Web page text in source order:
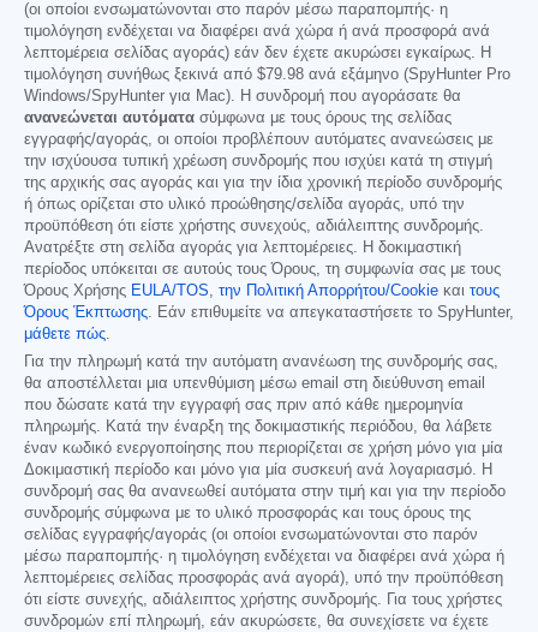
(οι οποίοι ενσωματώνονται στο παρόν μέσω παραπομπής· η
τιμολόγηση ενδέχεται να διαφέρει ανά χώρα ή ανά προσφορά ανά
λεπτομέρεια σελίδας αγοράς) εάν δεν έχετε ακυρώσει εγκαίρως. Η
τιμολόγηση συνήθως ξεκινά από $79.98 ανά εξάμηνο (SpyHunter Pro
Windows/SpyHunter για Mac). Η συνδρομή που αγοράσατε θα
ανανεώνεται αυτόματα σύμφωνα με τους όρους της σελίδας
εγγραφής/αγοράς, οι οποίοι προβλέπουν αυτόματες ανανεώσεις με
την ισχύουσα τυπική χρέωση συνδρομής που ισχύει κατά τη στιγμή
της αρχικής σας αγοράς και για την ίδια χρονική περίοδο συνδρομής
ή όπως ορίζεται στο υλικό προώθησης/σελίδα αγοράς, υπό την
προϋπόθεση ότι είστε χρήστης συνεχούς, αδιάλειπτης συνδρομής.
Ανατρέξτε στη σελίδα αγοράς για λεπτομέρειες. Η δοκιμαστική
περίοδος υπόκειται σε αυτούς τους Όρους, τη συμφωνία σας με τους
Όρους Χρήσης EULA/TOS, την Πολιτική Απορρήτου/Cookie και τους
Όρους Έκπτωσης. Εάν επιθυμείτε να απεγκαταστήσετε το SpyHunter,
μάθετε πώς.
Για την πληρωμή κατά την αυτόματη ανανέωση της συνδρομής σας,
θα αποστέλλεται μια υπενθύμιση μέσω email στη διεύθυνση email
που δώσατε κατά την εγγραφή σας πριν από κάθε ημερομηνία
πληρωμής. Κατά την έναρξη της δοκιμαστικής περιόδου, θα λάβετε
έναν κωδικό ενεργοποίησης που περιορίζεται σε χρήση μόνο για μία
Δοκιμαστική περίοδο και μόνο για μία συσκευή ανά λογαριασμό. Η
συνδρομή σας θα ανανεωθεί αυτόματα στην τιμή και για την περίοδο
συνδρομής σύμφωνα με το υλικό προσφοράς και τους όρους της
σελίδας εγγραφής/αγοράς (οι οποίοι ενσωματώνονται στο παρόν
μέσω παραπομπής· η τιμολόγηση ενδέχεται να διαφέρει ανά χώρα ή
λεπτομέρειες σελίδας προσφοράς ανά αγορά), υπό την προϋπόθεση
ότι είστε συνεχής, αδιάλειπτος χρήστης συνδρομής. Για τους χρήστες
συνδρομών επί πληρωμή, εάν ακυρώσετε, θα συνεχίσετε να έχετε